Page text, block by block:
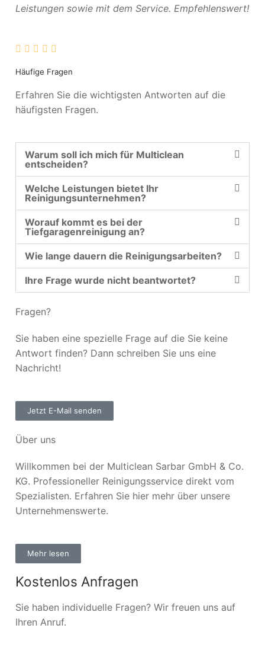
Leistungen sowie mit dem Service. Empfehlenswert!
Häufige Fragen
Erfahren Sie die wichtigsten Antworten auf die
häufigsten Fragen.
Warum soll ich mich für Multiclean
entscheiden?
Welche Leistungen bietet Ihr
Reinigungsunternehmen?
Worauf kommt es bei der
Tiefgaragenreinigung an?
Wie lange dauern die Reinigungsarbeiten?
Ihre Frage wurde nicht beantwortet?
Fragen?
Sie haben eine spezielle Frage auf die Sie keine
Antwort finden? Dann schreiben Sie uns eine
Nachricht!
Jetzt E-Mail senden
Über uns
Willkommen bei der Multiclean Sarbar GmbH & Co.
KG. Professioneller Reinigungsservice direkt vom
Spezialisten. Erfahren Sie hier mehr über unsere
Unternehmenswerte.
Mehr lesen
Kostenlos Anfragen
Sie haben individuelle Fragen? Wir freuen uns auf
Ihren Anruf.